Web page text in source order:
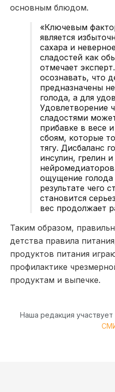
основным блюдом.
«Ключевым
является
сахара и
сладостей как
отмечает
осознавать, что
предназначены
голода, а для
Удовлетворение
сладостями
прибавке в весе
сбоям, которые
тягу. Дисбаланс
инсулин, грелин
ощущение
результате чего
становится
вес продолжает
Таким образом,
детства правила
продуктов питания
профилактике
продуктам и выпечке.
Наша редакция участвует